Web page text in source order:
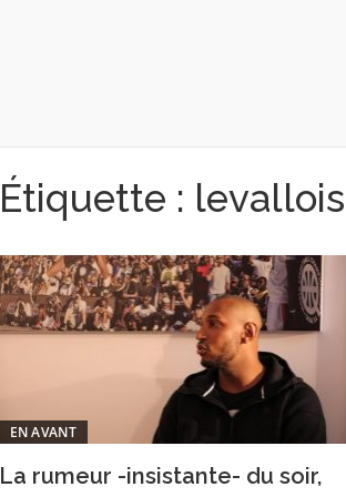
Étiquette :
EN AVANT
La rumeur -insistante- du soir,